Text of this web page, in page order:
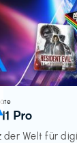
Pro
Welt für